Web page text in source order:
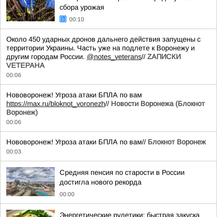
сбора урожая
00:10
Около 450 ударных дронов дальнего действия запущены с
территории Украины. Часть уже на подлете к Воронежу и
другим городам России. @notes_veterans// ZАПИСКИ
VЕТЕРАНА
00:06
Нововоронеж! Угроза атаки БПЛА по вам
https://max.ru/bloknot_voronezh// Новости Воронежа (Блокнот
Воронеж)
00:06
Нововоронеж! Угроза атаки БПЛА по вам// Блокнот Воронеж
00:03
Средняя пенсия по старости в России
достигла нового рекорда
00:00
Энергетические рулетики: быстрая закуска